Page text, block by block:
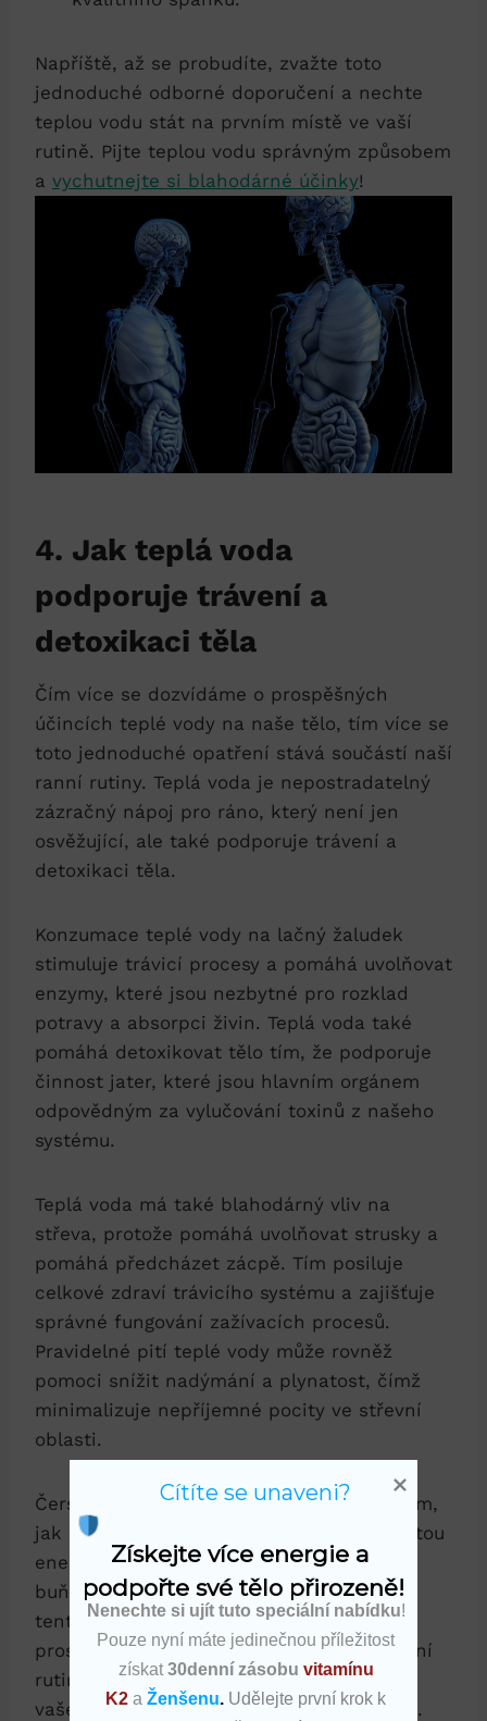
Napříště, až se probudíte, zvažte toto
jednoduché odborné doporučení a nechte
teplou vodu stát na prvním místě ve vaší
rutině. Pijte teplou vodu správným způsobem
a vychutnejte si blahodárné účinky!
4. Jak teplá voda
podporuje trávení a
detoxikaci těla
Čím více se dozvídáme o prospěšných
účincích teplé vody na naše tělo, tím více se
toto jednoduché opatření stává součástí naší
ranní rutiny. Teplá voda je nepostradatelný
zázračný nápoj pro ráno, který není jen
osvěžující, ale také podporuje trávení a
detoxikaci těla.
Konzumace teplé vody na lačný žaludek
stimuluje trávicí procesy a pomáhá uvolňovat
enzymy, které jsou nezbytné pro rozklad
potravy a absorpci živin. Teplá voda také
pomáhá detoxikovat tělo tím, že podporuje
činnost jater, které jsou hlavním orgánem
odpovědným za vylučování toxinů z našeho
systému.
Teplá voda má také blahodárný vliv na
střeva, protože pomáhá uvolňovat strusky a
pomáhá předcházet zácpě. Tím posiluje
celkové zdraví trávicího systému a zajišťuje
správné fungování zažívacích procesů.
Pravidelné pití teplé vody může rovněž
pomoci snížit nadýmání a plynatost, čímž
minimalizuje nepříjemné pocity ve střevní
oblasti.
Čerstvá zkušenost mnoha lidí svědčí o tom,
jak pití teplé vody ráno poskytuje okamžitou
energetickou nálož, která probudí každou
buňku našeho těla. Takže proč nezkusit
tento jednoduchý a přírodní způsob, jak
prospět našemu tělu a přidat do naší ranní
rutiny šálek teplé vody? Uvidíte rozdíl ve
vašem pohodlí, trávení a celkovém zdraví.
Získejte více energie a
podpořte své tělo přirozeně!
Nenechte si ujít tuto speciální nabídku!
Pouze nyní máte jedinečnou příležitost
získat 30denní zásobu vitamínu
K2 aŽenšenu. Udělejte první krok k
Cítíte se unaveni?